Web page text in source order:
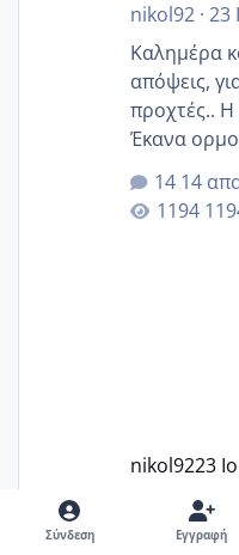
nikol92· 23
Καλημέρα
απόψεις, γιατί κοντεύω να τρελαθώ από
προχτές.. Η
Έκανα
για την
στην 27η
14
nikol9223
Σύνδεση Εγγραφή